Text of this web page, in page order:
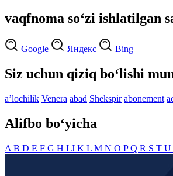
vaqfnoma so‘zi
Google Яндекс Bing
Siz uchun qiziq bo‘lishi
aʼlochilik Venera abad Shekspir abonement
Alifbo bo‘yicha
A B D E F G H I J K L M N O PQ R S T U